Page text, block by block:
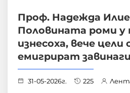
Проф. Надежда
Половината роми у
изнесоха, вече
емигрират завинаги
31-05-2026г. 225